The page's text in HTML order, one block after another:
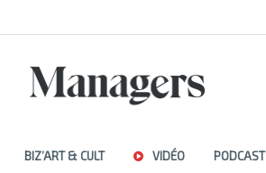
BIZ’ART & CULT VIDÉO PODCAST